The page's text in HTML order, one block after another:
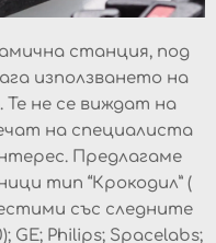
станция, под
използването на
не се виждат на
на специалиста
Предлагаме
тип “Крокодил” (
със следните
GE; Philips; Spacelabs;